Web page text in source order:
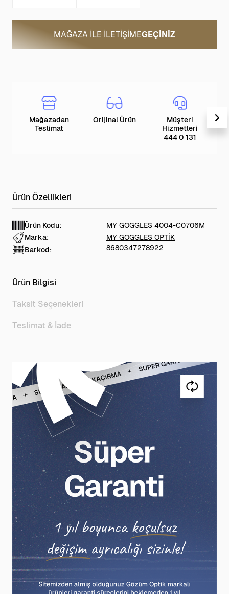
MAĞAZA ILE İLETIŞIMEGEÇINIZ
Mağazadan
Teslimat
Orijinal Ürün
Müşteri
Hizmetleri
444 0 131
Ürün Kodu:
MY GOGGLES 4004-C0706M
Marka:
MY GOGGLES OPTİK
Barkod:
8680347278922
Ürün Bilgisi
Taksit Seçenekleri
Teslimat & İade